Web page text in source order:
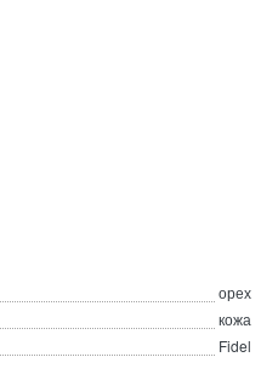
орех
кожа
Fidel